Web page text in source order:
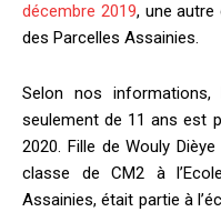
décembre 2019, une autre
des Parcelles Assainies.
Selon nos
seulement de 11 ans est
2020. Fille de Wouly
classe de CM2 à
Assainies, était partie à